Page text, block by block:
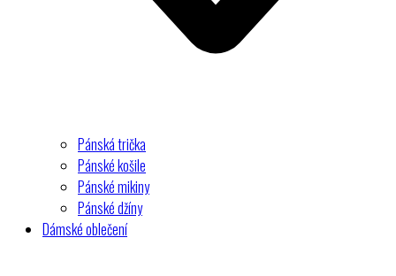
Pánská trička
Pánské košile
Pánské mikiny
Pánské džíny
Dámské oblečení